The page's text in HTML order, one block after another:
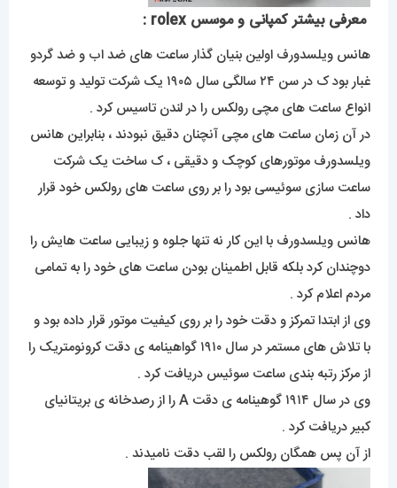
معرفی بیشتر کمپانی و موسس rolex :
هانس ویلسدورف اولین بنیان گذار ساعت های ضد اب و ضد گردو
غبار بود ک در سن ۲۴ سالگی سال ۱۹۰۵ یک شرکت تولید و توسعه
انواع ساعت های مچی رولکس را در لندن تاسیس کرد .
در آن زمان ساعت های مچی آنچنان دقیق نبودند ، بنابراین هانس
ویلسدورف موتورهای کوچک و دقیقی ، ک ساخت یک شرکت
ساعت سازی سوئیسی بود را بر روی ساعت های رولکس خود قرار
داد .
هانس ویلسدورف با این کار نه تنها جلوه و زیبایی ساعت هایش را
دوچندان کرد بلکه قابل اطمینان بودن ساعت های خود را به تمامی
مردم اعلام کرد .
وی از ابتدا تمرکز و دقت خود را بر روی کیفیت موتور قرار داده بود و
با تلاش های مستمر در سال ۱۹۱۰ گواهینامه ی دقت کرونومتریک را
از مرکز رتبه بندی ساعت سوئیس دریافت کرد .
وی در سال ۱۹۱۴ گوهینامه ی دقت A را از رصدخانه ی بریتانیای
کبیر دریافت کرد .
از آن پس همگان رولکس را لقب دقت نامیدند .